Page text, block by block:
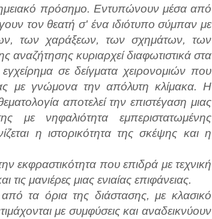
πρόσημο. Εντυπώνουν μέσα από
τον θεατή σ' ένα ιδιότυπο σύμπαν με
των χαράξεων, των σχημάτων, των
κυριαρχεί διαφωτιστικά στα
σε δείγματα χειρονομιών που
με γνώμονα την απόλυτη κλίμακα. Η
αποτελεί την επιστέγαση μιας
με νηφαλιότητα εμπεριστατωμένης
η ιστορικότητα της σκέψης και η
εκφραστικότητα που επιδρά με τεχνική
τις μανιέρες μιας ενιαίας επιφάνειας.
τα όρια της διάστασης, με κλασικό
με συμφύσεις και αναδεικνύουν